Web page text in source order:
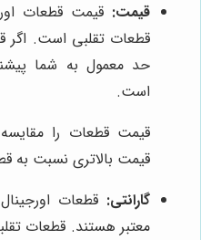
قیمت: قیمت قطعات
قطعات تقلبی است. اگر
حد معمول به شما
است.
قیمت قطعات را مقایسه
قیمت بالاتری نسبت به
گارانتی: قطعات
معتبر هستند. قطعات